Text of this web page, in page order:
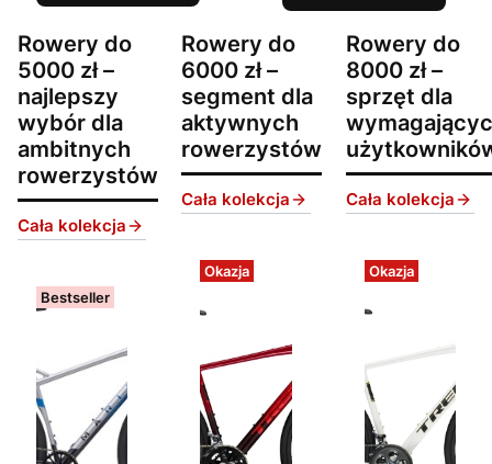
Rowery do
5000 zł –
najlepszy
wybór dla
ambitnych
rowerzystów
Cała kolekcja
Bestseller
Rowery do
6000 zł –
segment dla
aktywnych
rowerzystów
Cała kolekcja
Okazja
Rowery do
8000 zł –
sprzęt dla
Cała kolekcja
Okazja